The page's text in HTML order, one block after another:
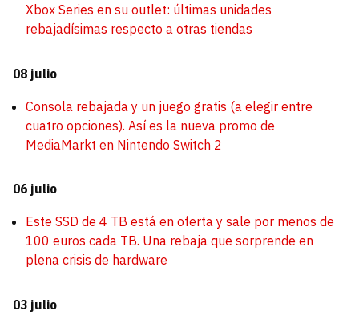
Xbox Series en su outlet: últimas unidades
rebajadísimas respecto a otras tiendas
08 julio
Consola rebajada y un juego gratis (a elegir entre
cuatro opciones). Así es la nueva promo de
MediaMarkt en Nintendo Switch 2
06 julio
Este SSD de 4 TB está en oferta y sale por menos de
100 euros cada TB. Una rebaja que sorprende en
plena crisis de hardware
03 julio